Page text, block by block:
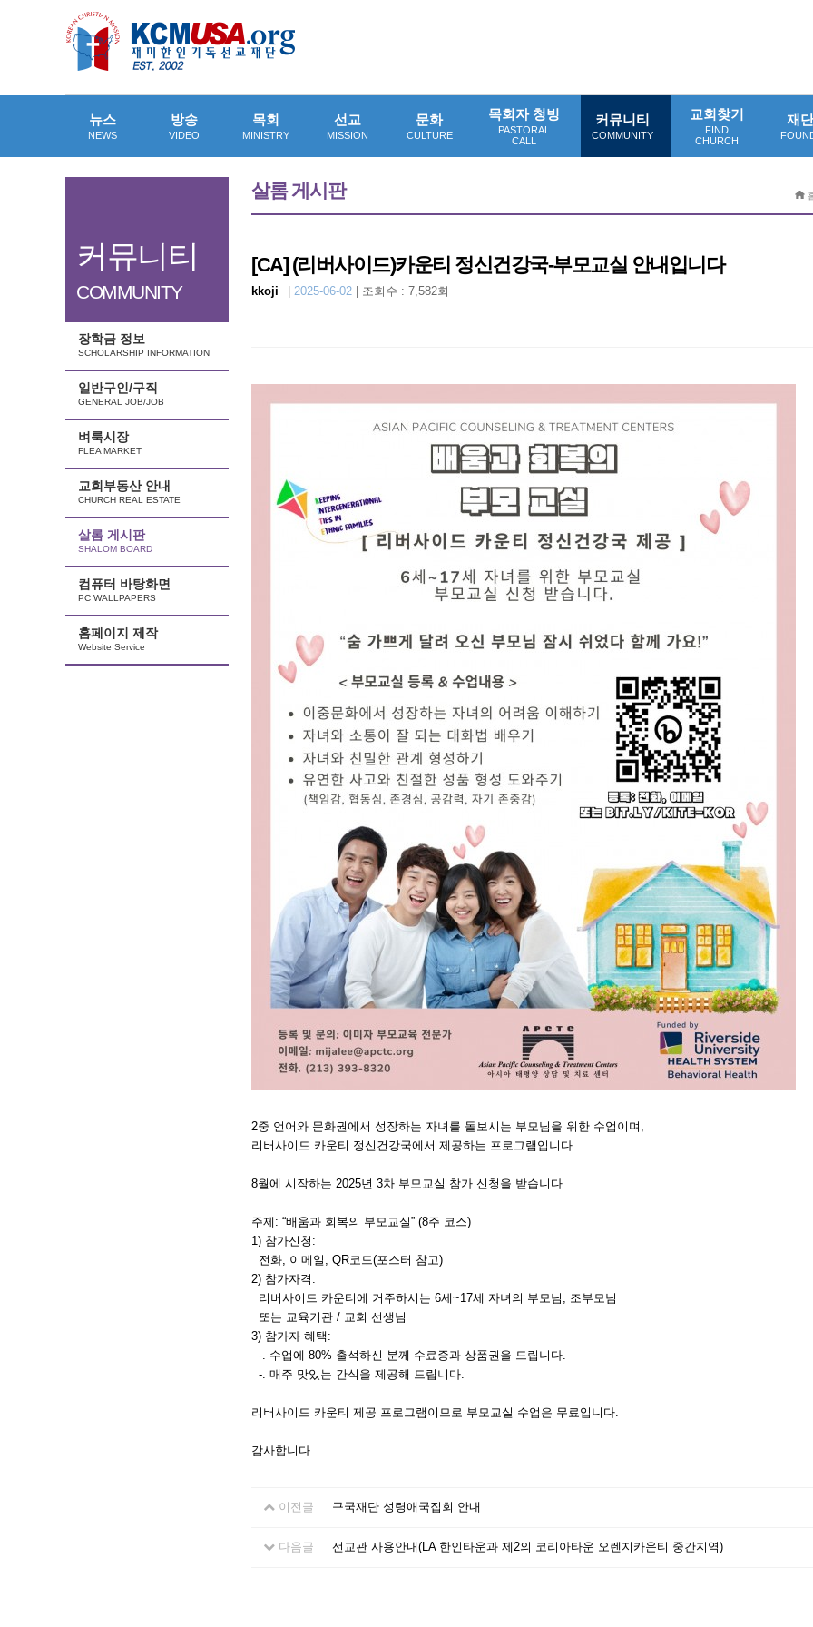
뉴스
NEWS
방송
VIDEO
목회
MINISTRY
선교
MISSION
문화
CULTURE
목회자 청빙
PASTORAL
CALL
커뮤니티
COMMUNITY
교회찾기
FIND
CHURCH
재
커뮤니티
COMMUNITY
장학금 정보
SCHOLARSHIP INFORMATION
일반구인/구직
GENERAL JOB/JOB
벼룩시장
FLEA MARKET
교회부동산 안내
CHURCH REAL ESTATE
살롬 게시판
SHALOM BOARD
컴퓨터 바탕화면
PC WALLPAPERS
홈페이지 제작
Website Service
살롬 게시판
[CA](리버사이드)카운티 정신건강국-부모교실 안내입니다
kkoji 2025-06-02 조회수 : 7,582회
2중 언어와 문화권에서 성장하는 자녀를 돌보시는 부모님을 위한 수업이며,
리버사이드 카운티 정신건강국에서 제공하는 프로그램입니다.
8월에 시작하는 2025년 3차 부모교실 참가 신청을 받습니다
주제: “배움과 회복의 부모교실” (8주 코스)
1) 참가신청:
전화, 이메일, QR코드(포스터 참고)
2) 참가자격:
리버사이드 카운티에 거주하시는 6세~17세 자녀의 부모님, 조부모님
또는 교육기관 / 교회 선생님
3) 참가자 혜택:
-. 수업에 80% 출석하신 분께 수료증과 상품권을 드립니다.
-. 매주 맛있는 간식을 제공해 드립니다.
리버사이드 카운티 제공 프로그램이므로 부모교실 수업은 무료입니다.
감사합니다.
이전글 구국재단 성령애국집회 안내
다음글 선교관 사용안내(LA 한인타운과 제2의 코리아타운 오렌지카운티 중간지역)